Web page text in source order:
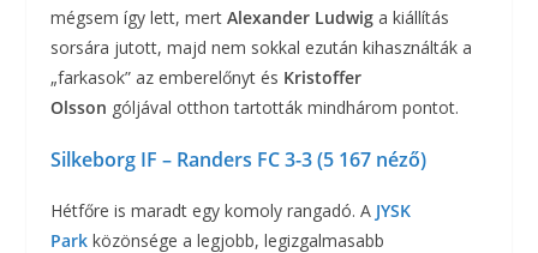
mégsem így lett, mertAlexander Ludwig a kiállítás
sorsára jutott, majd nem sokkal ezután kihasználták a
„farkasok” az emberelőnyt és Kristoffer
Olsson góljával otthon tartották mindhárom pontot.
Silkeborg IF – Randers FC 3-3 (5 167 néző)
Hétfőre is maradt egy komoly rangadó. A JYSK
Park közönsége a legjobb, legizgalmasabb